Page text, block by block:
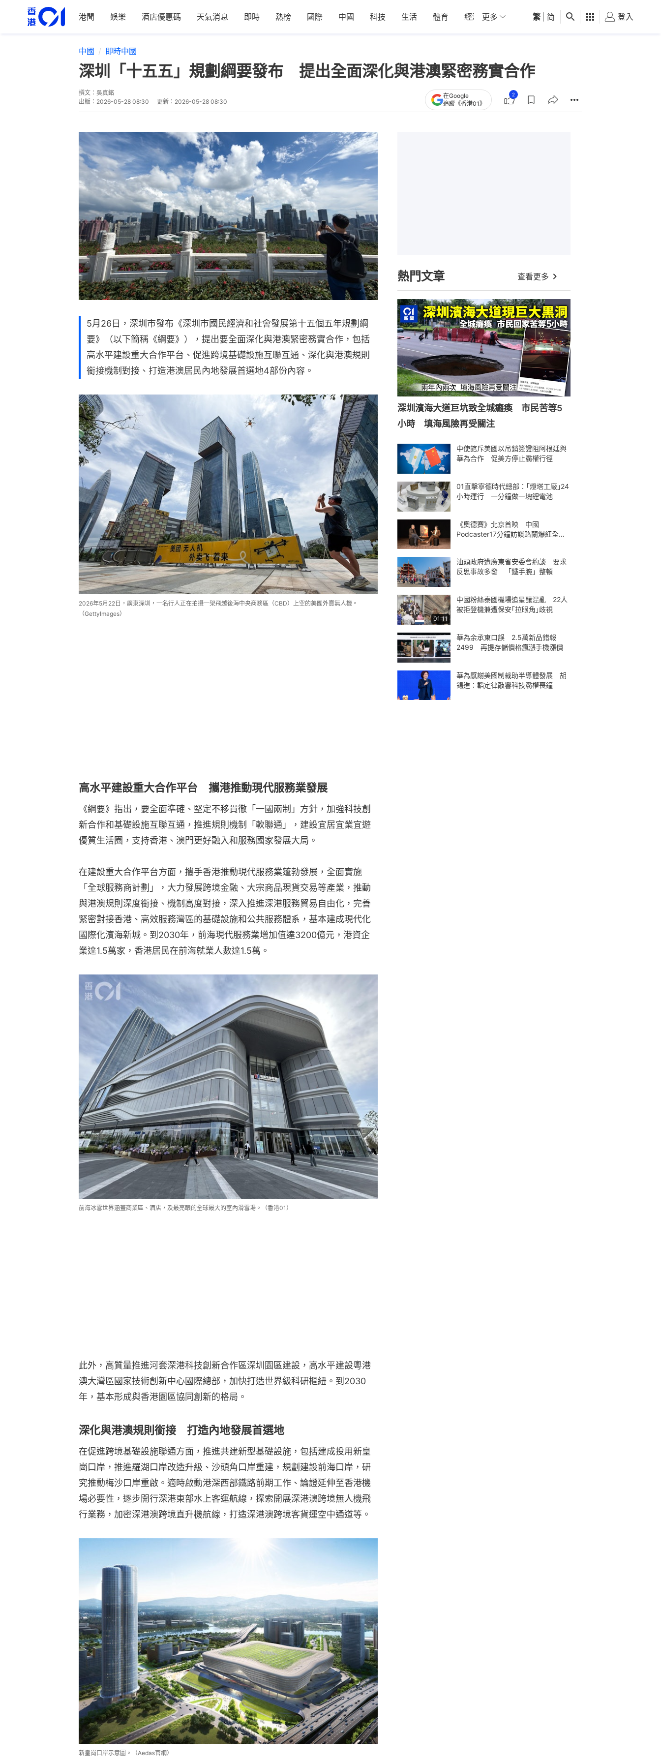
港聞 娛樂 酒店優惠碼 天氣消息 即時 熱榜 國際 中國 科技 生活 體育 經濟 01深圳 觀點 健康 好食玩飛
更多 繁 简 登入
中國 即時中國
深圳「十五五」規劃綱要發布 提出全面深化與港澳緊密務實合作
撰文： 吳真銘
出版： 2026-05-28 08:30 更新： 2026-05-28 08:30
在Google
追蹤《香港01》
2
5月26日，深圳市發布《深圳市國民經濟和社會發展第十五個五年規劃綱
要》（以下簡稱《綱要》），提出要全面深化與港澳緊密務實合作，包括
高水平建設重大合作平台、促進跨境基礎設施互聯互通、深化與港澳規則
銜接機制對接、打造港澳居民內地發展首選地4部份內容。
2026年5月22日，廣東深圳，一名行人正在拍攝一架飛越後海中央商務區（CBD）上空的美團外賣無人機。
（GettyImages）
高水平建設重大合作平台 攜港推動現代服務業發展
《綱要》指出，要全面準確、堅定不移貫徹「一國兩制」方針，加強科技創
新合作和基礎設施互聯互通，推進規則機制「軟聯通」，建設宜居宜業宜遊
優質生活圈，支持香港、澳門更好融入和服務國家發展大局。
在建設重大合作平台方面，攜手香港推動現代服務業蓬勃發展，全面實施
「全球服務商計劃」，大力發展跨境金融、大宗商品現貨交易等產業，推動
與港澳規則深度銜接、機制高度對接，深入推進深港服務貿易自由化，完善
緊密對接香港、高效服務灣區的基礎設施和公共服務體系，基本建成現代化
國際化濱海新城。到2030年，前海現代服務業增加值達3200億元，港資企
業達1.5萬家，香港居民在前海就業人數達1.5萬。
前海冰雪世界涵蓋商業區、酒店，及最亮眼的全球最大的室內滑雪場。（香港01）
此外，高質量推進河套深港科技創新合作區深圳園區建設，高水平建設粵港
澳大灣區國家技術創新中心國際總部，加快打造世界級科研樞紐。到2030
年，基本形成與香港園區協同創新的格局。
深化與港澳規則銜接 打造內地發展首選地
在促進跨境基礎設施聯通方面，推進共建新型基礎設施，包括建成投用新皇
崗口岸，推進羅湖口岸改造升級、沙頭角口岸重建，規劃建設前海口岸，研
究推動梅沙口岸重啟。適時啟動港深西部鐵路前期工作、論證延伸至香港機
場必要性，逐步開行深港東部水上客運航線，探索開展深港澳跨境無人機飛
行業務，加密深港澳跨境直升機航線，打造深港澳跨境客貨運空中通道等。
新皇崗口岸示意圖。（Aedas官網）
熱門文章 查看更多
深圳濱海大道巨坑致全城癱瘓 市民苦等5
小時 填海風險再受關注
中使館斥美國以吊銷簽證阻阿根廷與
華為合作 促美方停止霸權行徑
01直擊寧德時代總部：｢燈塔工廠｣24
小時運行 一分鐘做一塊鋰電池
《奧德賽》北京首映 中國
Podcaster17分鐘訪談路蘭爆紅全球
汕頭政府遭廣東省安委會約談 要求
反思事故多發 「鐵手腕」整頓
01:11
中國粉絲泰國機場追星釀混亂 22人
被拒登機兼遭保安｢拉眼角｣歧視
華為余承東口誤 2.5萬新品錯報
2499 再提存儲價格瘋漲手機漲價
華為感謝美國制裁助半導體發展 胡
錫進：韜定律敲響科技霸權喪鐘